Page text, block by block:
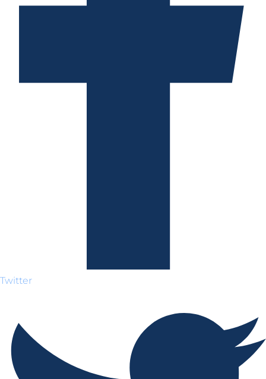
Twitter